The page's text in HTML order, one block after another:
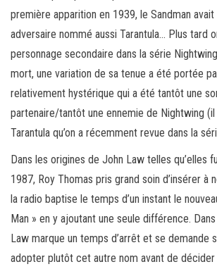
première apparition en 1939, le Sandman
adversaire nommé aussi Tarantula… Plus tard
personnage secondaire dans la série
mort, une variation de sa tenue a été portée
relativement hystérique qui a été tantôt une
partenaire/tantôt une ennemie de Nightwing (il
Tarantula qu’on a récemment revue dans la
Dans les origines de John Law telles qu’elles
1987, Roy Thomas pris grand soin d’insérer à
la radio baptise le temps d’un instant le
Man » en y ajoutant une seule différence.
Law marque un temps d’arrêt et se demande
adopter plutôt cet autre nom avant de décider